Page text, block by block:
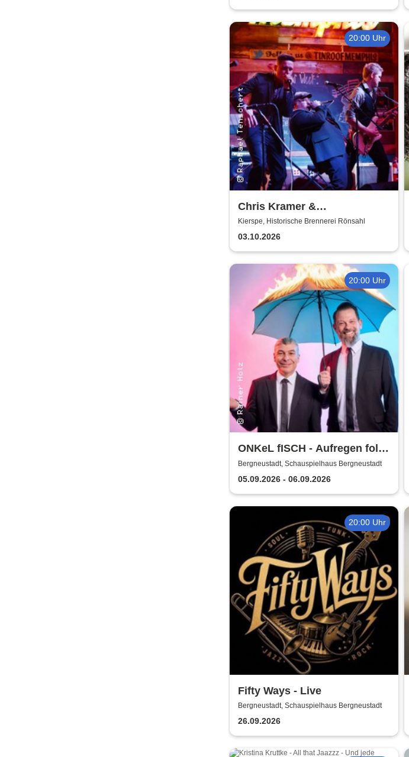
20:00 Uhr
Chris Kramer &
Beatbox'n'Blues
Kierspe, Historische Brennerei Rönsahl
03.10.2026
20:00 Uhr
ONKeL fISCH - Aufregen folgt
Sonnenschein!
Bergneustadt, Schauspielhaus Bergneustadt
05.09.2026 - 06.09.2026
20:00 Uhr
Fifty Ways - Live
Bergneustadt, Schauspielhaus Bergneustadt
26.09.2026